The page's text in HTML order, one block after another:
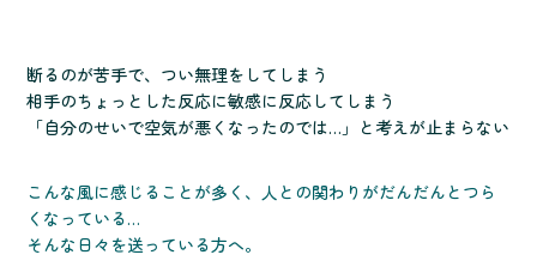
断るのが苦手で、つい無理をしてしまう
相手のちょっとした反応に敏感に反応してしまう
「自分のせいで空気が悪くなったのでは…」と考えが止まらない
こんな風に感じることが多く、人との関わりがだんだんとつら
くなっている…
そんな日々を送っている方へ。